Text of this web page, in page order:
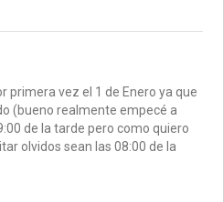
primera vez el 1 de Enero ya que
(bueno realmente empecé a
de la tarde pero como quiero
olvidos sean las 08:00 de la